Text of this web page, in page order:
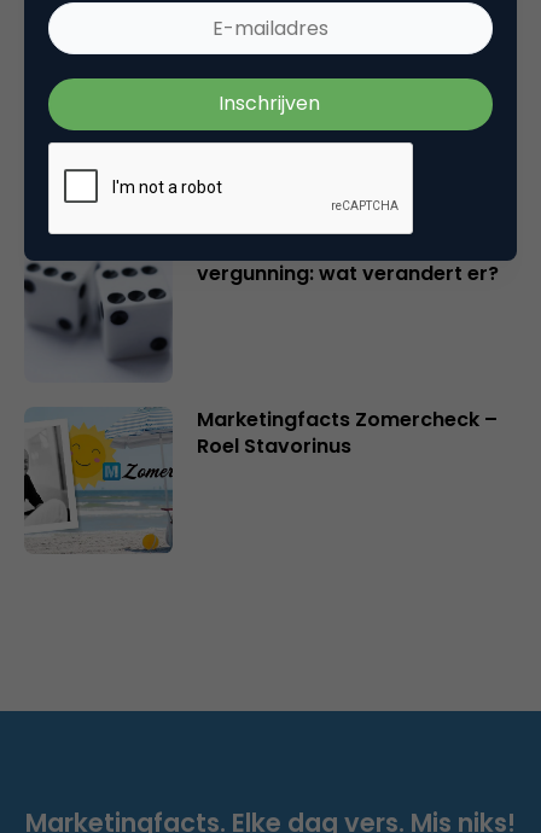
Marketingfacts Zomercheck –
Durk Bosma
vergunning: wat verandert er?
Marketingfacts Zomercheck –
Roel Stavorinus
Marketingfacts. Elke dag vers. Mis niks!